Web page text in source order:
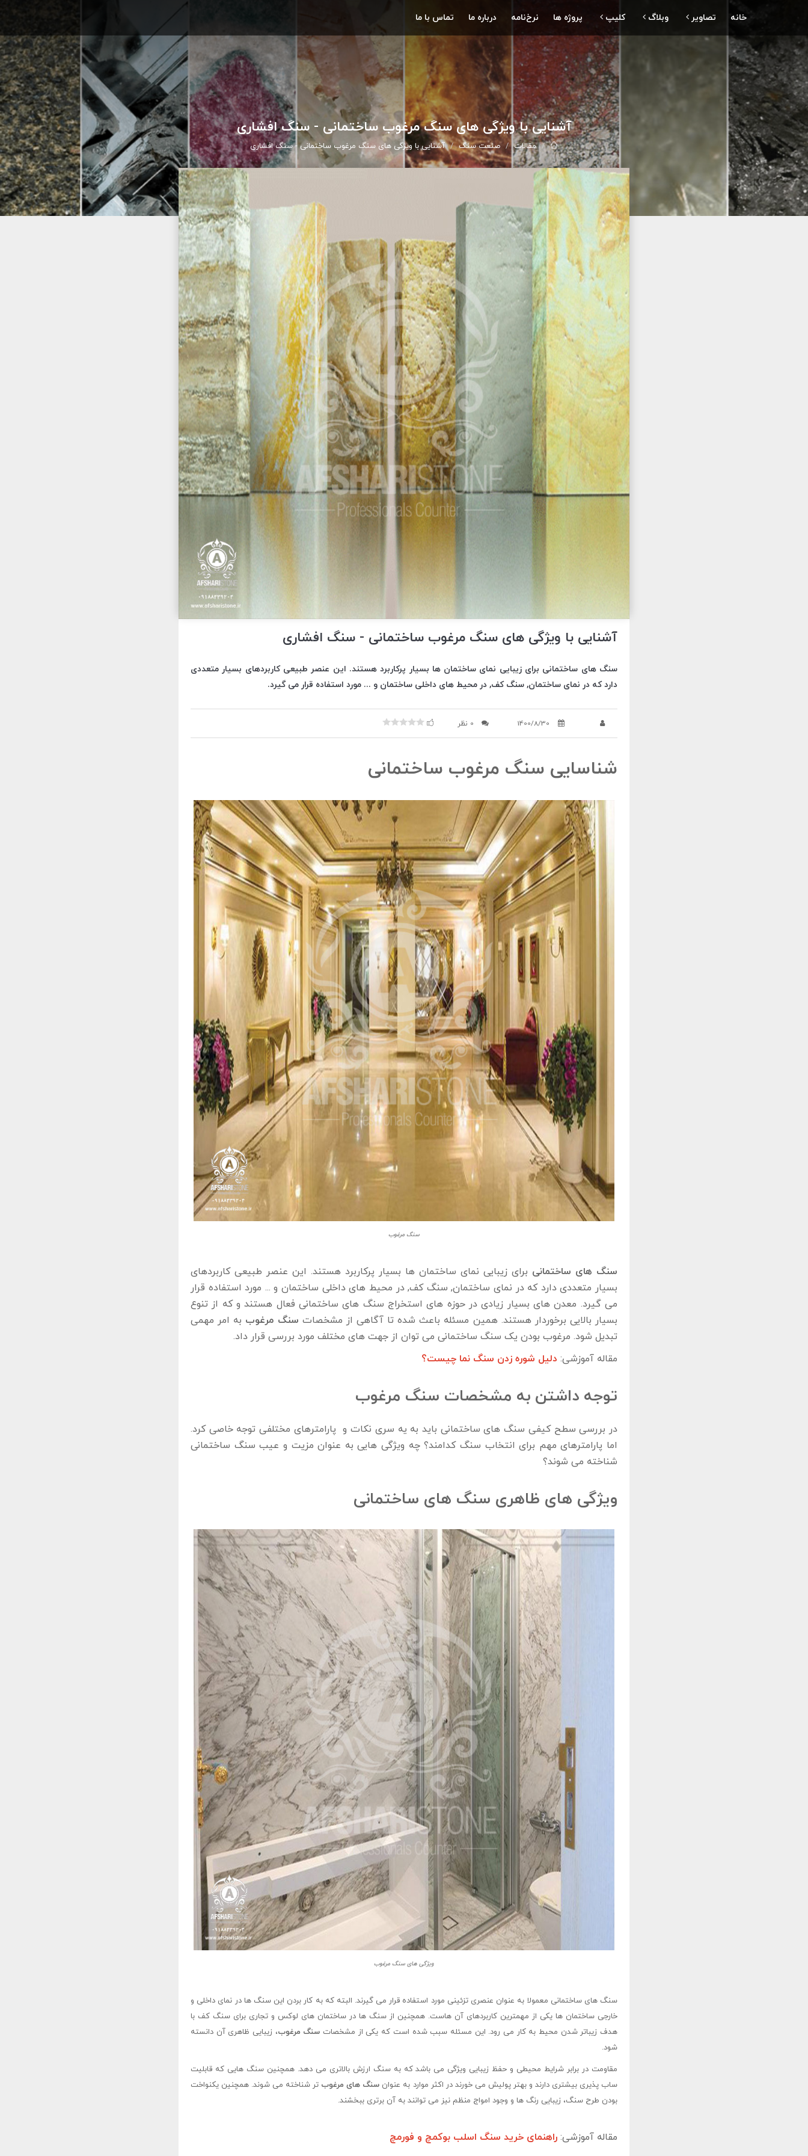
خانه تصاویر وبلاگ کلیپ پروژه ها نرخ‌نامه درباره ما تماس با ما
آشنایی با ویژگی های سنگ مرغوب ساختمانی - سنگ افشاری
مقالات صنعت سنگ آشنایی با ویژگی های سنگ مرغوب ساختمانی - سنگ افشاری
آشنایی با ویژگی های سنگ مرغوب ساختمانی - سنگ افشاری
سنگ های ساختمانی برای زیبایی نمای ساختمان ها بسیار پرکاربرد هستند. این عنصر طبیعی کاربردهای بسیار متعددی
دارد که در نمای ساختمان, سنگ کف, در محیط های داخلی ساختمان و ... مورد استفاده قرار می گیرد.
1400/8/30 0 نظر
شناسایی سنگ مرغوب ساختمانی
سنگ مرغوب
سنگ های ساختمانی برای زیبایی نمای ساختمان ها بسیار پرکاربرد هستند. این عنصر طبیعی کاربردهای
بسیار متعددی دارد که در نمای ساختمان, سنگ کف, در محیط های داخلی ساختمان و ... مورد استفاده قرار
می گیرد. معدن های بسیار زیادی در حوزه ها‌ی استخراج سنگ‌ های ساختمانی فعال هستند و که از تنوع
بسیار بالایی برخوردار هستند. همین مسئله باعث شده تا آگاهی از مشخصات سنگ مرغوب به امر مهمی
تبدیل شود. مرغوب بودن یک سنگ ساختمانی می ‌توان از جهت های مختلف مورد بررسی قرار داد.
مقاله آموزشی: دلیل شوره زدن سنگ نما چیست؟
توجه داشتن به مشخصات سنگ مرغوب
در بررسی سطح کیفی سنگ ‌های ساختمانی باید به یه سری نکات و پارامترهای مختلفی توجه خاصی کرد.
اما پارامترهای مهم برای انتخاب سنگ کدامند؟ چه ویژگی ‌هایی به عنوان مزیت و عیب سنگ ساختمانی
شناخته می‌ شوند؟
ویژگی‌ های ظاهری سنگ های ساختمانی
ویژگی های سنگ مرغوب
سنگ‌ های ساختمانی معمولا به عنوان عنصری تزئینی مورد استفاده قرار می‌ گیرند. البته که به کار بردن این سنگ ‌ها در نمای داخلی و
خارجی ساختمان‌ ها یکی از مهمترین کاربردهای آن‌ هاست. همچنین از سنگ ها در ساختمان ‌های لوکس و تجاری برای سنگ کف با
هدف زیباتر شدن محیط به ‌کار می رود. این مسئله سبب شده است که یکی از مشخصات سنگ مرغوب، زیبایی ظاهری آن دانسته
شود.
مقاومت در برابر شرایط محیطی و حفظ زیبایی ویژگی می باشد که به سنگ ارزش بالاتری می‌ دهد. همچنین سنگ ‌هایی که قابلیت
ساب‌ پذیری بیشتری دارند و بهتر پولیش می ‌خورند در اکثر موارد به عنوان سنگ‌ های مرغوب‌ تر شناخته می شوند. همچنین یکنواخت
بودن طرح سنگ، زیبایی رنگ‌ ها و وجود امواج منظم نیز می‌ توانند به آن برتری ببخشند.
مقاله آموزشی: راهنمای خرید سنگ اسلب بوکمچ و فورمچ